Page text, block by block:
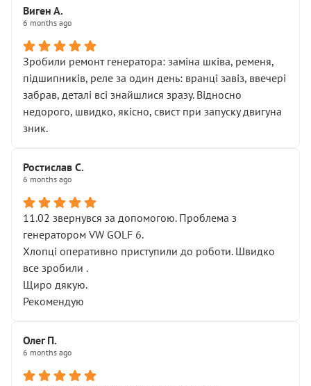
Виген А.
6 months ago
Зробили ремонт генератора: заміна шківа, ременя,
підшипників, реле за один день: вранці завіз, ввечері
забрав, деталі всі знайшлися зразу. Відносно
недорого, швидко, якісно, свист при запуску двигуна
зник.
Ростислав С.
6 months ago
11.02 звернувся за допомогою. Проблема з
генератором VW GOLF 6.
Хлопці оперативно приступили до роботи. Швидко
все зробили .
Щиро дякую.
Рекомендую
Олег П.
6 months ago